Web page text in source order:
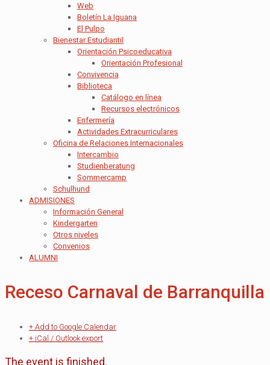
Web
Boletín La Iguana
El Pulpo
Bienestar Estudiantil
Orientación Psicoeducativa
Orientación Profesional
Convivencia
Biblioteca
Catálogo en línea
Recursos electrónicos
Enfermería
Actividades Extracurriculares
Oficina de Relaciones Internacionales
Intercambio
Studienberatung
Sommercamp
Schulhund
ADMISIONES
Información General
Kindergarten
Otros niveles
Convenios
ALUMNI
Receso Carnaval de Barranquilla
+ Add to Google Calendar
+ iCal / Outlook export
The event is finished.